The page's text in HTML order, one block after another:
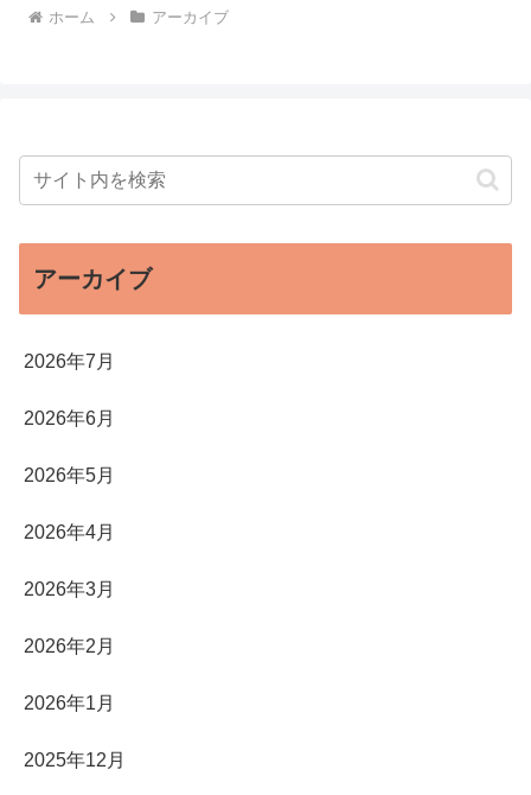
ホーム アーカイブ
アーカイブ
2026年7月
2026年6月
2026年5月
2026年4月
2026年3月
2026年2月
2026年1月
2025年12月